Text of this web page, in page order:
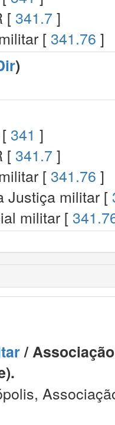
[ 341.7 ]
[ 341.76 ]
)
341 ]
[ 341.7 ]
[ 341.76 ]
Justiça militar [
militar [
/